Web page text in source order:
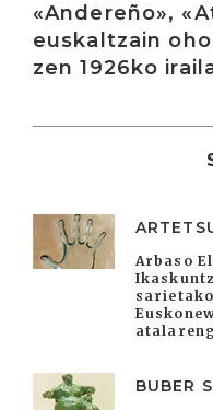
«Andereño»,
euskaltzain
zen 1926ko
Arbaso
BUBER